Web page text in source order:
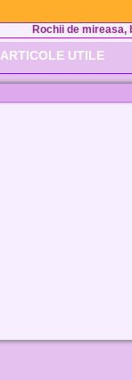
Rochii de
ARTICOLE UTILE